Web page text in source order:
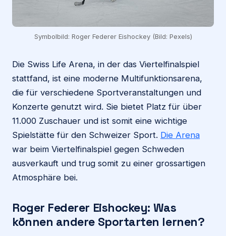
Symbolbild: Roger Federer Eishockey (Bild: Pexels)
Die Swiss Life Arena, in der das Viertelfinalspiel
stattfand, ist eine moderne Multifunktionsarena,
die für verschiedene Sportveranstaltungen und
Konzerte genutzt wird. Sie bietet Platz für über
11.000 Zuschauer und ist somit eine wichtige
Spielstätte für den Schweizer Sport. Die Arena
war beim Viertelfinalspiel gegen Schweden
ausverkauft und trug somit zu einer grossartigen
Atmosphäre bei.
Roger Federer Eishockey: Was
können andere Sportarten lernen?